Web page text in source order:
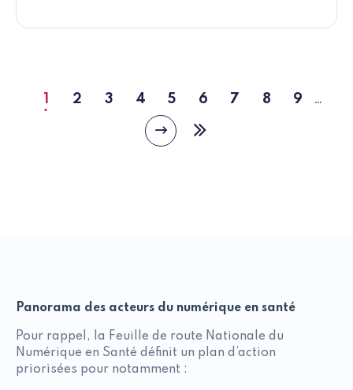
Page
1
Page
2
Page
3
Page
4
Page
5
Page
6
Page
7
Page
8
Page
9 …
Page
suivante
Dernière
Panorama des acteurs du numérique en santé
Pour rappel, la Feuille de route Nationale du
Numérique en Santé définit un plan d’action
priorisées pour notamment :